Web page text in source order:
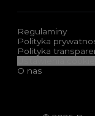
Regulaminy
Polityka
Polityka
O nas